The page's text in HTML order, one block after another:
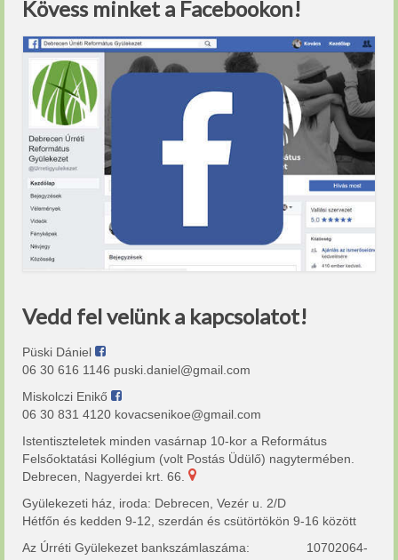
Kövess minket a Facebookon!
Vedd fel velünk a kapcsolatot!
Püski Dániel
06 30 616 1146 puski.daniel@gmail.com
Miskolczi Enikő
06 30 831 4120 kovacsenikoe@gmail.com
Istentiszteletek minden vasárnap 10-kor a Református
Felsőoktatási Kollégium (volt Postás Üdülő) nagytermében.
Debrecen, Nagyerdei krt. 66.
Gyülekezeti ház, iroda: Debrecen, Vezér u. 2/D
Hétfőn és kedden 9-12, szerdán és csütörtökön 9-16 között
Az Úrréti Gyülekezet bankszámlaszáma: 10702064-